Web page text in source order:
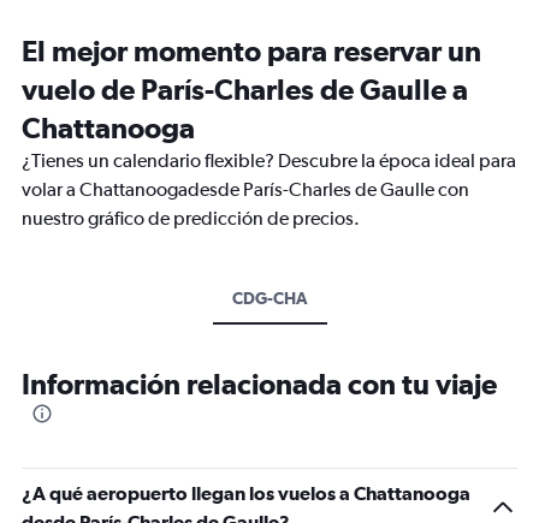
El mejor momento para reservar un
vuelo de París-Charles de Gaulle a
Chattanooga
¿Tienes un calendario flexible? Descubre la época ideal para
volar a Chattanoogadesde París-Charles de Gaulle con
nuestro gráfico de predicción de precios.
CDG-CHA
Información relacionada con tu viaje
¿A qué aeropuerto llegan los vuelos a Chattanooga